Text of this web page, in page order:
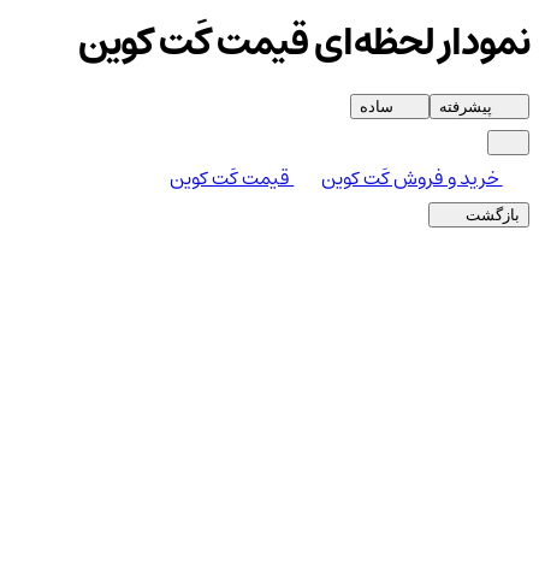
نمودار لحظه‌ای قیمت کَت کوین
پیشرفته ساده
خرید و فروش کَت کوین قیمت کَت کوین
بازگشت